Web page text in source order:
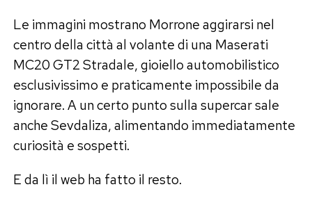
Le immagini mostrano Morrone aggirarsi nel
centro della città al volante di una Maserati
MC20 GT2 Stradale, gioiello automobilistico
esclusivissimo e praticamente impossibile da
ignorare. A un certo punto sulla supercar sale
anche Sevdaliza, alimentando immediatamente
curiosità e sospetti.
E da lì il web ha fatto il resto.